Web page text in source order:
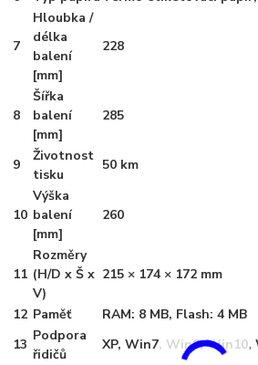
7
Hloubka /
délka
balení
[mm]
228
8
Šířka
balení
[mm]
285
9
Životnost
tisku
50 km
10
Výška
balení
[mm]
260
11
Rozměry
(H/D x Š x
V)
215 × 174 × 172 mm
12 Paměť
RAM: 8 MB, Flash: 4 MB
13
Podpora
řidičů
XP, Win7, Win8, Win10,